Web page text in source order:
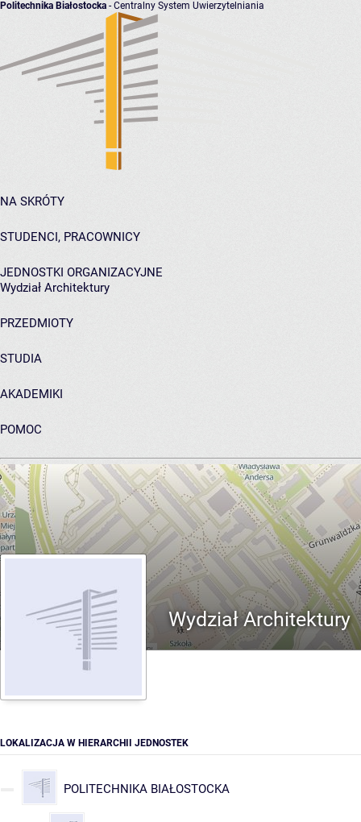
Politechnika Białostocka - Centralny System Uwierzytelniania
NA SKRÓTY
STUDENCI, PRACOWNICY
JEDNOSTKI ORGANIZACYJNE
Wydział Architektury
PRZEDMIOTY
STUDIA
AKADEMIKI
POMOC
ARCHIWUM PRAC DYPLOMOWYCH
Wydział Architektury
LOKALIZACJA W HIERARCHII JEDNOSTEK
POLITECHNIKA BIAŁOSTOCKA